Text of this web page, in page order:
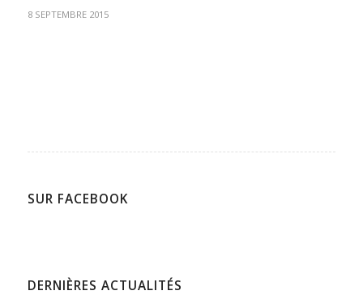
8 SEPTEMBRE 2015
SUR FACEBOOK
DERNIÈRES ACTUALITÉS